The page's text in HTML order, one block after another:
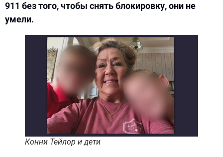
911 без того, чтобы снять блокировку, они не
умели.
Конни Тейлор и дети